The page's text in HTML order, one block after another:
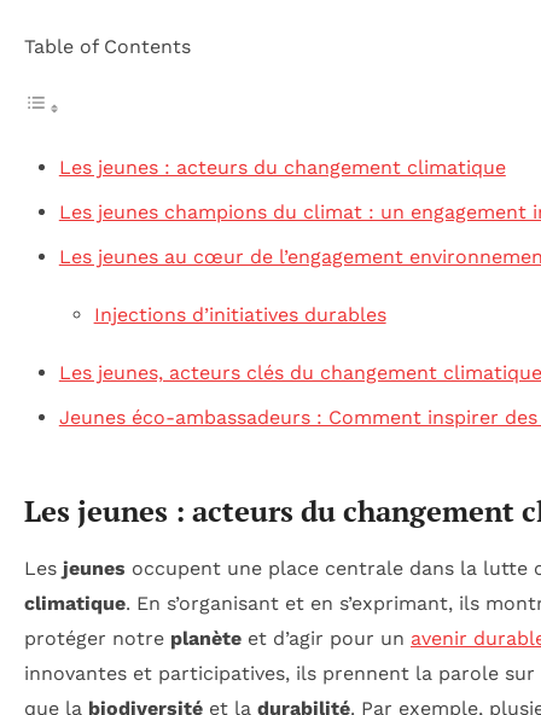
Table of Contents
Les jeunes : acteurs du changement climatique
Les jeunes champions du climat : un engagement
Les jeunes au cœur de l’engagement
Injections d’initiatives durables
Les jeunes, acteurs clés du changement climatique
Jeunes éco-ambassadeurs : Comment inspirer
Les jeunes : acteurs du changement
Les jeunes occupent une place centrale dans la lutte
climatique. En s’organisant et en s’exprimant, ils
protéger notre planète et d’agir pour un avenir
innovantes et participatives, ils prennent la parole
que la biodiversité et la durabilité. Par exemple,